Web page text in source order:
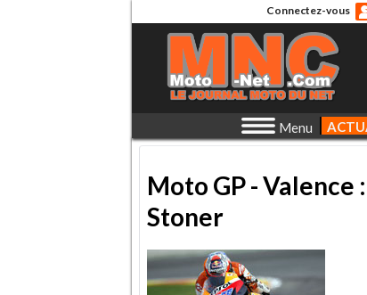
Connectez-vous
Menu
Moto GP -
Stoner